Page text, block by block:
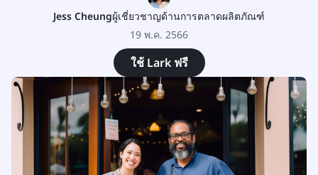
Jess Cheungผู้เชี่ยวชาญด้านการตลาดผลิตภัณฑ์
19 พ.ค. 2566
ใช้ Lark ฟรี